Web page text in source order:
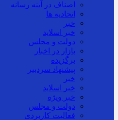
اصناف در آینه رسانه
اتحادیه ها
خبر
خبر اسلايد
دولت و مجلس
بازار در اخبار
برگزیده
پیشنهاد سردبیر
خبر
خبر اسلايد
خبر ویژه
دولت و مجلس
فعالیت کاربردی